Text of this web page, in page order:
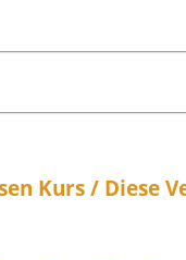
Kurs / Diese